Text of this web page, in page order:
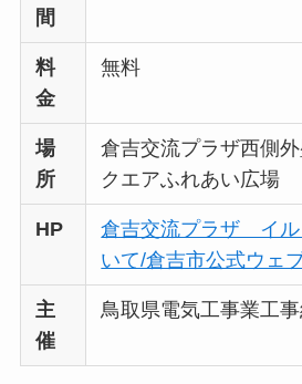
間
料
金
無料
場
所
倉吉交流プラザ西側
クエアふれあい広場
HP
倉吉交流プラザ イル
いて/倉吉市公式ウェ
主
催
鳥取県電気工事業工